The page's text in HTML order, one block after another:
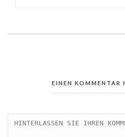
EINEN KOMMENTAR